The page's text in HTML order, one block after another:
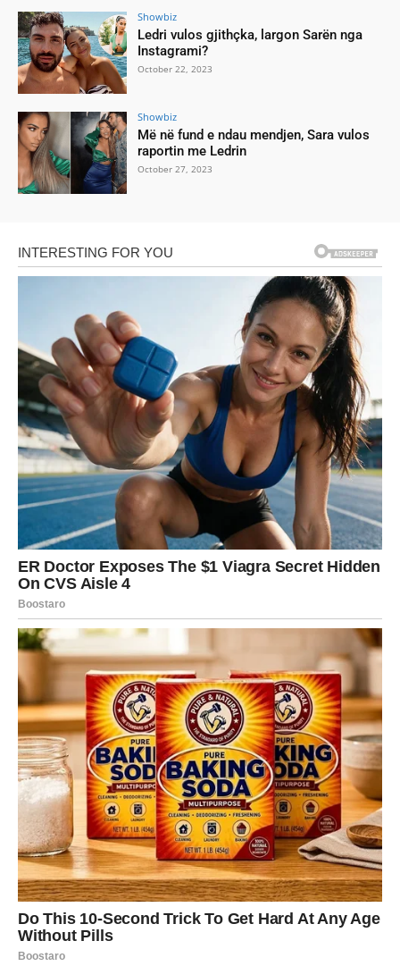
Showbiz
Ledri vulos gjithçka, largon Sarën nga
Instagrami?
October 22, 2023
Showbiz
Më në fund e ndau mendjen, Sara vulos
raportin me Ledrin
October 27, 2023